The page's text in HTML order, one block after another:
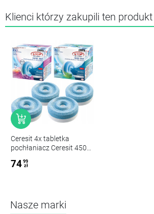
Klienci którzy zakupili ten
Ceresit 4x tabletka
pochłaniacz Ceresit 450g
wodospad)
74 99
zł
Nasze marki